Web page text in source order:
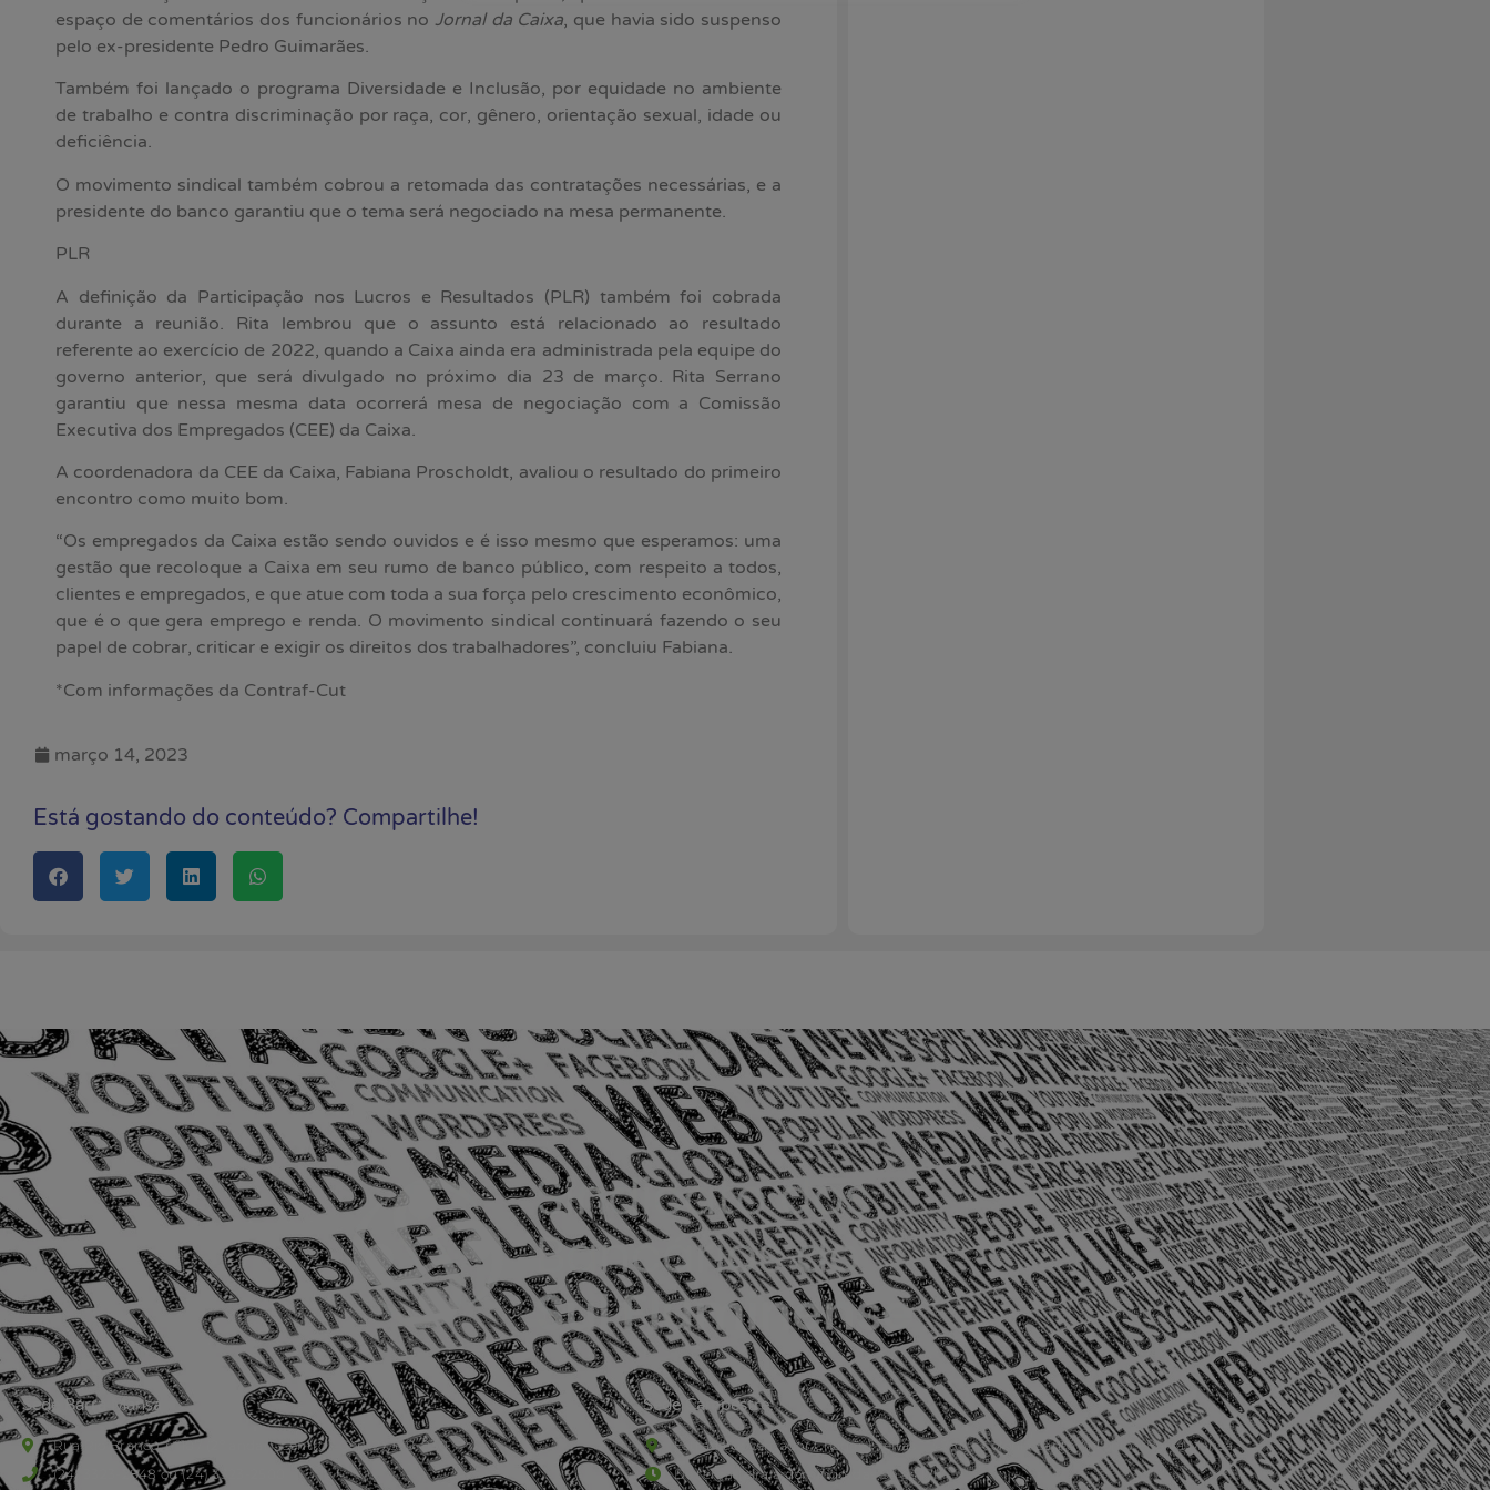
espaço de comentários dos funcionários no Jornal da Caixa, que havia sido suspenso
pelo ex-presidente Pedro Guimarães.
Também foi lançado o programa Diversidade e Inclusão, por equidade no ambiente
de trabalho e contra discriminação por raça, cor, gênero, orientação sexual, idade ou
deficiência.
O movimento sindical também cobrou a retomada das contratações necessárias, e a
presidente do banco garantiu que o tema será negociado na mesa permanente.
PLR
A definição da Participação nos Lucros e Resultados (PLR) também foi cobrada
durante a reunião. Rita lembrou que o assunto está relacionado ao resultado
referente ao exercício de 2022, quando a Caixa ainda era administrada pela equipe do
governo anterior, que será divulgado no próximo dia 23 de março. Rita Serrano
garantiu que nessa mesma data ocorrerá mesa de negociação com a Comissão
Executiva dos Empregados (CEE) da Caixa.
A coordenadora da CEE da Caixa, Fabiana Proscholdt, avaliou o resultado do primeiro
encontro como muito bom.
“Os empregados da Caixa estão sendo ouvidos e é isso mesmo que esperamos: uma
gestão que recoloque a Caixa em seu rumo de banco público, com respeito a todos,
clientes e empregados, e que atue com toda a sua força pelo crescimento econômico,
que é o que gera emprego e renda. O movimento sindical continuará fazendo o seu
papel de cobrar, criticar e exigir os direitos dos trabalhadores”, concluiu Fabiana.
*Com informações da Contraf-Cut
março 14, 2023
Está gostando do conteúdo? Compartilhe!
Sede Barra Mansa
Rua Rio Branco, nº107 (2º andar), Centro - Cep: 27.330-030
(24) 3323-2848 ou (24) 3323-2500
Sede Campestre:
Estrada Governador Chagas Freitas – 3.780 – Colônia Santo Antônio – Barra Mansa
De terça-feira a domingo, das 9h às 17h